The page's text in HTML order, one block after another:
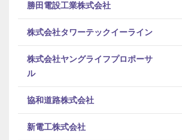
勝田電設工業株式会社
株式会社タワーテックイーライン
株式会社ヤングライフプロポーサ
ル
協和道路株式会社
新電工株式会社